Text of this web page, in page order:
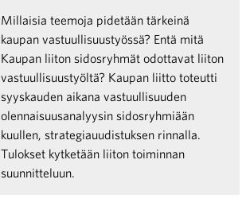
Millaisia teemoja pidetään tärkeinä
kaupan vastuullisuustyössä? Entä mitä
Kaupan liiton sidosryhmät odottavat liiton
vastuullisuustyöltä? Kaupan liitto toteutti
syyskauden aikana vastuullisuuden
olennaisuusanalyysin sidosryhmiään
kuullen, strategiauudistuksen rinnalla.
Tulokset kytketään liiton toiminnan
suunnitteluun.